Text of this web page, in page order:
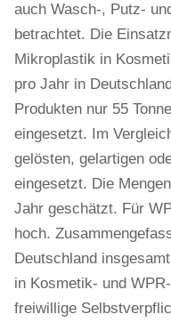
auch Wasch-, Putz-
betrachtet. Die
Mikroplastik in
pro Jahr in
Produkten nur 55
eingesetzt. Im
gelösten, gelartigen
eingesetzt. Die
Jahr geschätzt. Für
hoch.
Deutschland
in Kosmetik- und
freiwillige